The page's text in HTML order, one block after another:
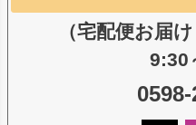
（宅配便お届
9:30